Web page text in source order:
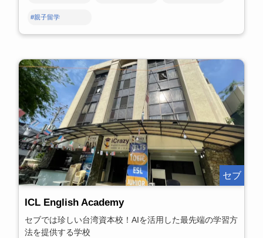
#親子留学
セブ
ICL English Academy
セブでは珍しい台湾資本校！AIを活用した最先端の学習方
法を提供する学校